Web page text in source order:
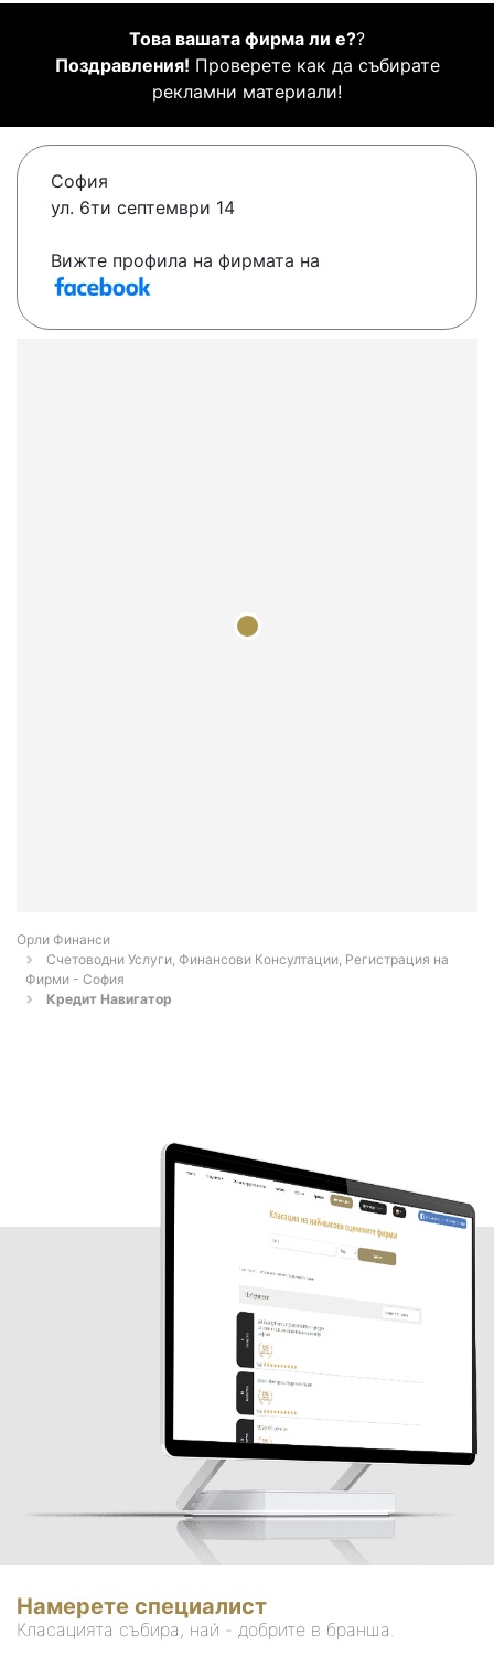
Това вашата фирма ли е??
Поздравления! Проверете как да събирате
рекламни материали!
София
ул. 6ти септември 14
Вижте профила на фирмата на
Орли Финанси
Счетоводни Услуги, Финансови Консултации, Регистрация на
Фирми - София
Кредит Навигатор
Намерете специалист
Класацията събира, най - добрите в бранша.